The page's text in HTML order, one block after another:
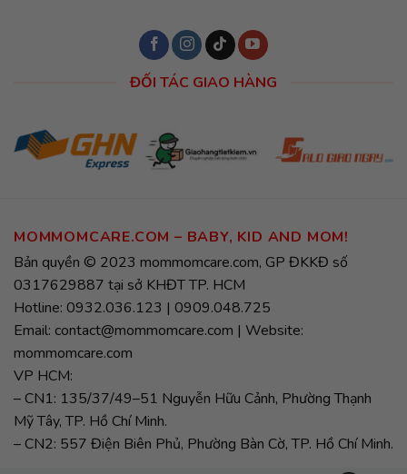
ĐỐI TÁC GIAO HÀNG
MOMMOMCARE.COM – BABY, KID AND MOM!
Bản quyền © 2023 mommomcare.com, GP ĐKKĐ số
0317629887 tại sở KHĐT TP. HCM
Hotline: 0932.036.123 | 0909.048.725
Email: contact@mommomcare.com | Website:
mommomcare.com
VP HCM:
– CN1: 135/37/49–51 Nguyễn Hữu Cảnh, Phường Thạnh
Mỹ Tây, TP. Hồ Chí Minh.
– CN2: 557 Điện Biên Phủ, Phường Bàn Cờ, TP. Hồ Chí Minh.